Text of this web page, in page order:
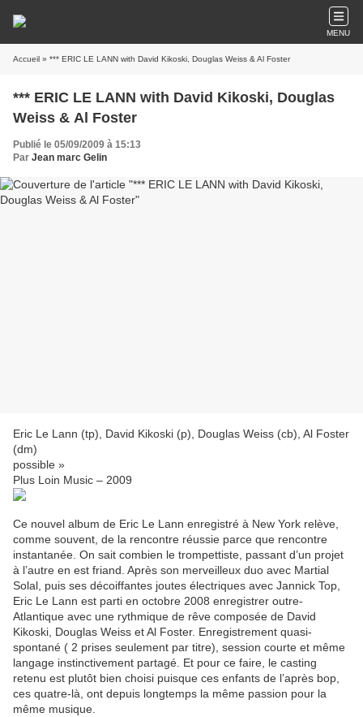
MENU
Accueil » *** ERIC LE LANN with David Kikoski, Douglas Weiss & Al Foster
*** ERIC LE LANN with David Kikoski, Douglas
Weiss & Al Foster
Publié le 05/09/2009 à 15:13
Par Jean marc Gelin
Eric Le Lann (tp), David Kikoski (p), Douglas Weiss (cb), Al Foster
(dm)
possible »
Plus Loin Music – 2009
Ce nouvel album de Eric Le Lann enregistré à New York relève,
comme souvent, de la rencontre réussie parce que rencontre
instantanée. On sait combien le trompettiste, passant d’un projet
à l’autre en est friand. Après son merveilleux duo avec Martial
Solal, puis ses décoiffantes joutes électriques avec Jannick Top,
Eric Le Lann est parti en octobre 2008 enregistrer outre-
Atlantique avec une rythmique de rêve composée de David
Kikoski, Douglas Weiss et Al Foster. Enregistrement quasi-
spontané ( 2 prises seulement par titre), session courte et même
langage instinctivement partagé. Et pour ce faire, le casting
retenu est plutôt bien choisi puisque ces enfants de l’après bop,
ces quatre-là, ont depuis longtemps la même passion pour la
même musique.